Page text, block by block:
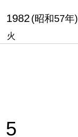
1982(昭和57年)
火
5